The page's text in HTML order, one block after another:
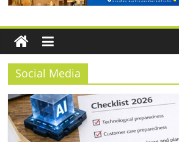
ข้อมูล
ธุรกิจ
SME
แห่ง
Social Media